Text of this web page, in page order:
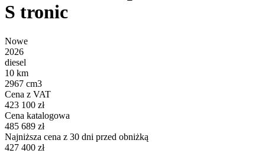
S tronic
Nowe
2026
diesel
10 km
2967 cm3
Cena z VAT
423 100 zł
Cena katalogowa
485 689 zł
Najniższa cena z 30 dni przed obniżką
427 400 zł